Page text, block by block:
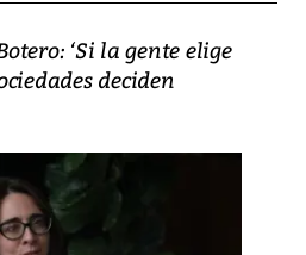
‘Si la gente elige
deciden